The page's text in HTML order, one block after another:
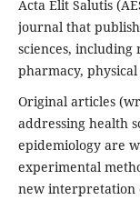
Acta Elit Salutis
journal that
sciences,
pharmacy,
Original articles
addressing health
epidemiology are
experimental
new interpretation